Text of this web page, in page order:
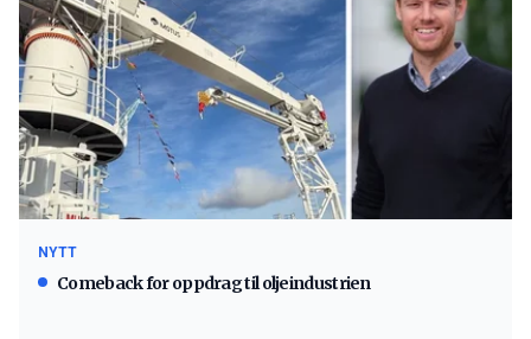
NYTT
Comeback for oppdrag til oljeindustrien